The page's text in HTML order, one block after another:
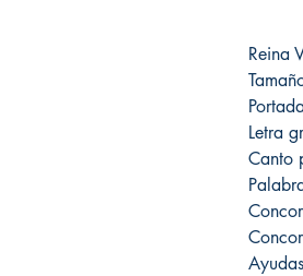
Reina
Letra
Canto
Ayudas